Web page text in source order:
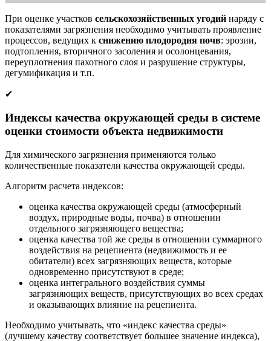
При оценке участков сельскохозяйственных угодий наряду с
показателями загрязнения необходимо учитывать проявление
процессов, ведущих к снижению плодородия почв: эрозии,
подтопления, вторичного засоления и осолонцевания,
переуплотнения пахотного слоя и разрушение структуры,
дегумификация и т.п.
✔
Индексы качества окружающей среды в системе
оценки стоимости объекта недвижимости
Для химического загрязнения применяются только
количественные показатели качества окружающей среды.
Алгоритм расчета индексов:
оценка качества окружающей среды (атмосферный
воздух, природные воды, почва) в отношении
отдельного загрязняющего вещества;
оценка качества той же среды в отношении суммарного
воздействия на рецепиента (недвижимость и ее
обитатели) всех загрязняющих веществ, которые
одновременно присутствуют в среде;
оценка интегрального воздействия суммы
загрязняющих веществ, присутствующих во всех средах
и оказывающих влияние на рецепиента.
Необходимо учитывать, что «индекс качества среды»
(лучшему качеству соответствует большее значение индекса),